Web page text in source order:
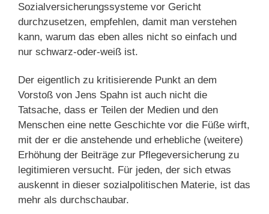
Sozialversicherungssysteme vor Gericht
durchzusetzen, empfehlen, damit man verstehen
kann, warum das eben alles nicht so einfach und
nur schwarz-oder-weiß ist.
Der eigentlich zu kritisierende Punkt an dem
Vorstoß von Jens Spahn ist auch nicht die
Tatsache, dass er Teilen der Medien und den
Menschen eine nette Geschichte vor die Füße wirft,
mit der er die anstehende und erhebliche (weitere)
Erhöhung der Beiträge zur Pflegeversicherung zu
legitimieren versucht. Für jeden, der sich etwas
auskennt in dieser sozialpolitischen Materie, ist das
mehr als durchschaubar.